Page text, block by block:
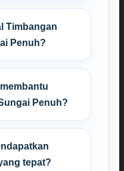
Timbangan
Penuh?
Penuh?
tepat?